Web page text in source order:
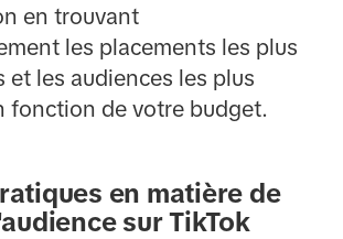
en trouvant
les placements les plus
et les audiences les plus
fonction de votre budget.
en matière de
sur TikTok